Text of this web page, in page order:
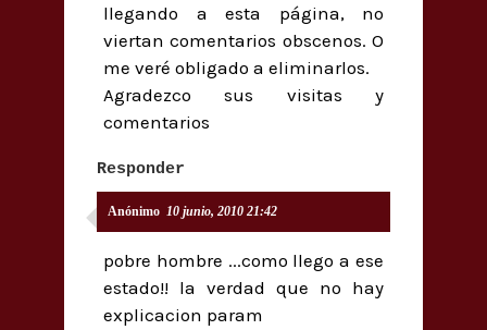
llegando a esta página, no
viertan comentarios obscenos. O
me veré obligado a eliminarlos.
Agradezco sus visitas y
comentarios
Responder
Anónimo 10 junio, 2010 21:42
pobre hombre ...como llego a ese
estado!! la verdad que no hay
explicacion param